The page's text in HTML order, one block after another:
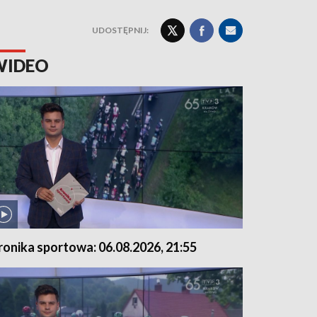
UDOSTĘPNIJ:
sportowa: 06.08.2026, 21:55